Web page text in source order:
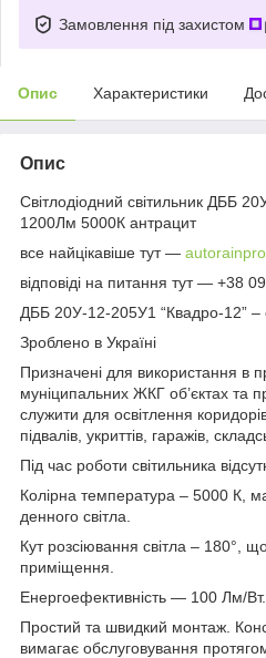
Замовлення під захистом
Опис Характеристики
Опис
Світлодіодний світильник ДББ
1200Лм 5000К антрацит
все найцікавіше тут —
відповіді на питання тут — +38
ДББ 20У-12-205У1 “Квадро-12” –
Зроблено в Україні
Призначені для використання в
муніципальних ЖКГ об’єктах та
служити для освітлення
підвалів, укриттів, гаражів,
Під час роботи світильника
Колірна температура – 5000 К,
денного світла.
Кут розсіювання світла – 180°,
приміщення.
Енергоефективність — 100 Лм/Вт.
Простий та швидкий монтаж.
вимагає обслуговування